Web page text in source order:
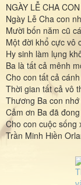
NGÀY LỄ CHA
Ngày Lễ Cha con
Mười bốn năm cũ
Một đời khổ cực vô
Hy sinh làm lụng
Ba là tất cả mênh
Cho con tất cả
Thời gian tất cả vô
Thương Ba con
Cảm ơn Ba đã
Cho con cuộc
Trần Minh Hiền